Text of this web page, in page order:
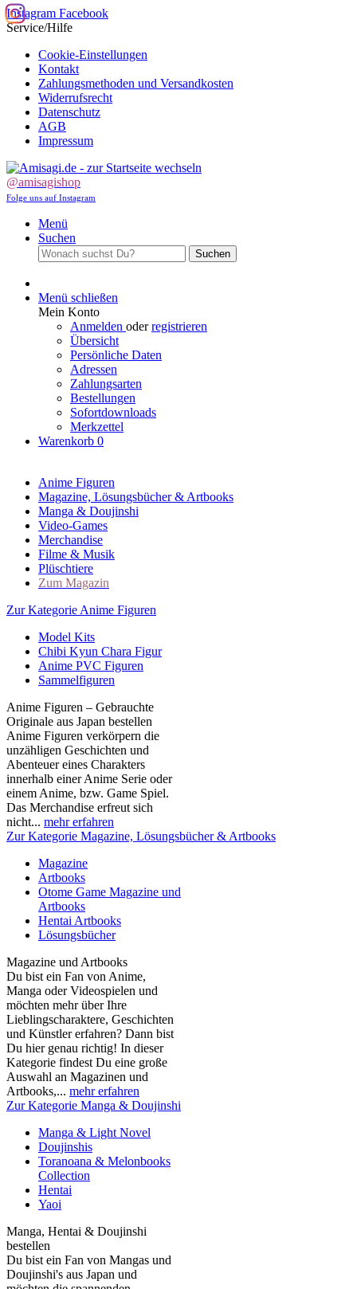
Instagram Facebook
Service/Hilfe
Cookie-Einstellungen
Kontakt
Zahlungsmethoden und Versandkosten
Widerrufsrecht
Datenschutz
AGB
Impressum
@amisagishop
Folge uns auf Instagram
Menü
Suchen
Suchen
Menü schließen
Mein Konto
Anmelden oderregistrieren
Übersicht
Persönliche Daten
Adressen
Zahlungsarten
Bestellungen
Sofortdownloads
Merkzettel
Warenkorb 0
Anime Figuren
Magazine, Lösungsbücher & Artbooks
Manga & Doujinshi
Video-Games
Merchandise
Filme & Musik
Plüschtiere
Zum Magazin
Zur Kategorie Anime Figuren
Model Kits
Chibi Kyun Chara Figur
Anime PVC Figuren
Sammelfiguren
Anime Figuren – Gebrauchte
Originale aus Japan bestellen
Anime Figuren verkörpern die
unzähligen Geschichten und
Abenteuer eines Charakters
innerhalb einer Anime Serie oder
einem Anime, bzw. Game Spiel.
Das Merchandise erfreut sich
nicht... mehr erfahren
Zur Kategorie Magazine, Lösungsbücher & Artbooks
Magazine
Artbooks
Otome Game Magazine und
Artbooks
Hentai Artbooks
Lösungsbücher
Magazine und Artbooks
Du bist ein Fan von Anime,
Manga oder Videospielen und
möchten mehr über Ihre
Lieblingscharaktere, Geschichten
und Künstler erfahren? Dann bist
Du hier genau richtig! In dieser
Kategorie findest Du eine große
Auswahl an Magazinen und
Artbooks,... mehr erfahren
Zur Kategorie Manga & Doujinshi
Manga & Light Novel
Doujinshis
Toranoana & Melonbooks
Collection
Hentai
Yaoi
Manga, Hentai & Doujinshi
bestellen
Du bist ein Fan von Mangas und
Doujinshi's aus Japan und